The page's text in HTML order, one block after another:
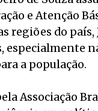
e Atenção
regiões do
especialmente
a população.
Associação